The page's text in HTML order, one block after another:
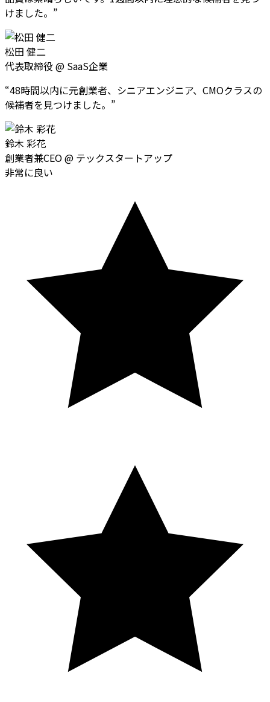
けました。 ”
松田 健二
代表取締役 @ SaaS企業
“48時間以内に元創業者、シニアエンジニア、CMOクラスの
候補者を見つけました。 ”
鈴木 彩花
創業者兼CEO@ テックスタートアップ
非常に良い